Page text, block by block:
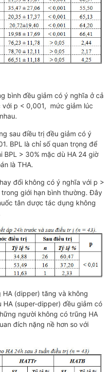
bình đều giảm có ý nghĩa ở cả
p < 0,001, mức giảm lúc
sau điều trị đều giảm có ý
BPL là chỉ số quan trọng để
BPL > 30% mặc dù HA 24 giờ
là THA.
đổi không có ý nghĩa với p >
giới hạn bình thường. Đây
tân dược tác dụng không
HA (dipper) tăng và không
(super-dipper) đều giảm có
người không có trũng HA
đích nặng nề hơn so với